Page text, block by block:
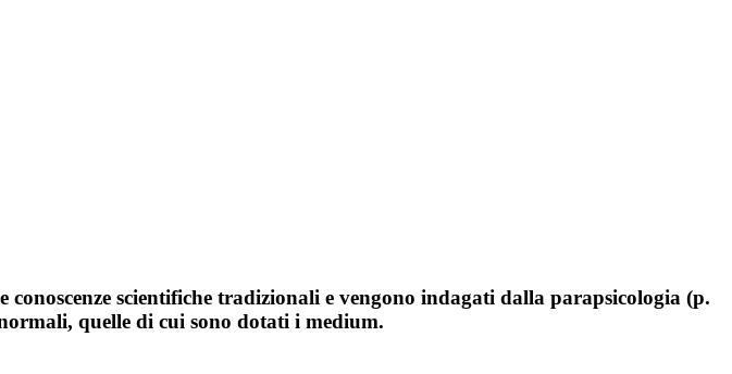
scientifiche tradizionali e vengono indagati dalla parapsicologia (p.
quelle di cui sono dotati i medium.